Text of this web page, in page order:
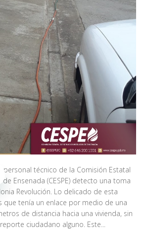
personal técnico de la Comisión Estatal
Ensenada (CESPE) detecto una toma
Revolución. Lo delicado de esta
que tenía un enlace por medio de una
de distancia hacia una vivienda, sin
ciudadano alguno. Este...